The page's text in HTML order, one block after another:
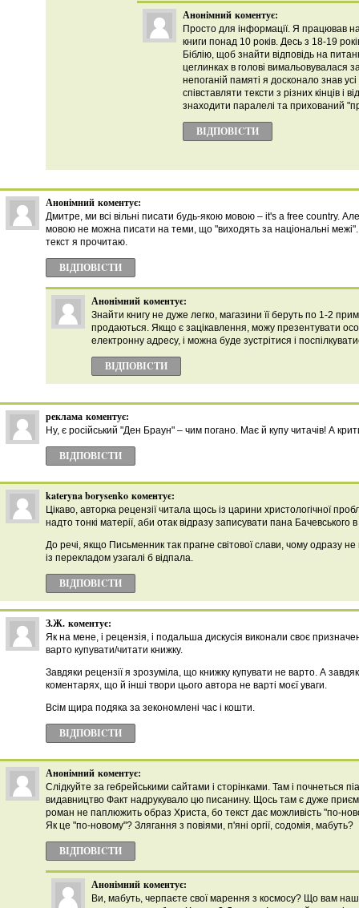
Анонімний коментує:
Просто для інформації. Я працював
книги понад 10 років. Десь з 18-19
Біблію, щоб знайти відповідь на
цеглинках в голові вимальовувалася
непоганій памяті я досконало знав
співставляти тексти з різних кінців і
знаходити паралелі та прихований
ВІДПОВІCТИ
Анонімний коментує:
Дмитре, ми всі вільні писати будь-якою мовою – it's a free country.
мовою не можна писати на теми, що "виходять за національні
текст я прочитаю.
ВІДПОВІCТИ
Анонімний коментує:
Знайти книгу не дуже легко, магазини її беруть по 1-2
продаються. Якщо є зацікавлення, можу презентувати
електронну адресу, і можна буде зустрітися і
ВІДПОВІCТИ
реклама коментує:
Ну, є російський "Ден Браун" – чим погано. Має й купу читачів! А
ВІДПОВІCТИ
kateryna borysenko коментує:
Цікаво, авторка рецензії читала щось із царини христологічної
надто тонкі матерії, аби отак відразу записувати пана Бачевського в
До речі, якщо Письменник так прагне світової слави, чому одразу
із перекладом узагалі б відпала.
ВІДПОВІCТИ
З.Ж. коментує:
Як на мене, і рецензія, і подальша дискусія виконали своє
варто купувати/читати книжку.
Завдяки рецензії я зрозуміла, що книжку купувати не варто. А
коментарях, що й інші твори цього автора не варті моєї уваги.
Всім щира подяка за зекономлені час і кошти.
ВІДПОВІCТИ
Анонімний коментує:
Слідкуйте за гебрейськими сайтами і сторінками. Там і почнеться
видавництво Факт надрукувало цю писанину. Щось там є дуже
роман не паплюжить образ Христа, бо текст дає можливість "по-
Як це "по-новому"? Злягання з повіями, п'яні оргії, содомія, мабуть?
ВІДПОВІCТИ
Анонімний коментує:
Ви, мабуть, черпаєте свої марення з космосу? Що вам